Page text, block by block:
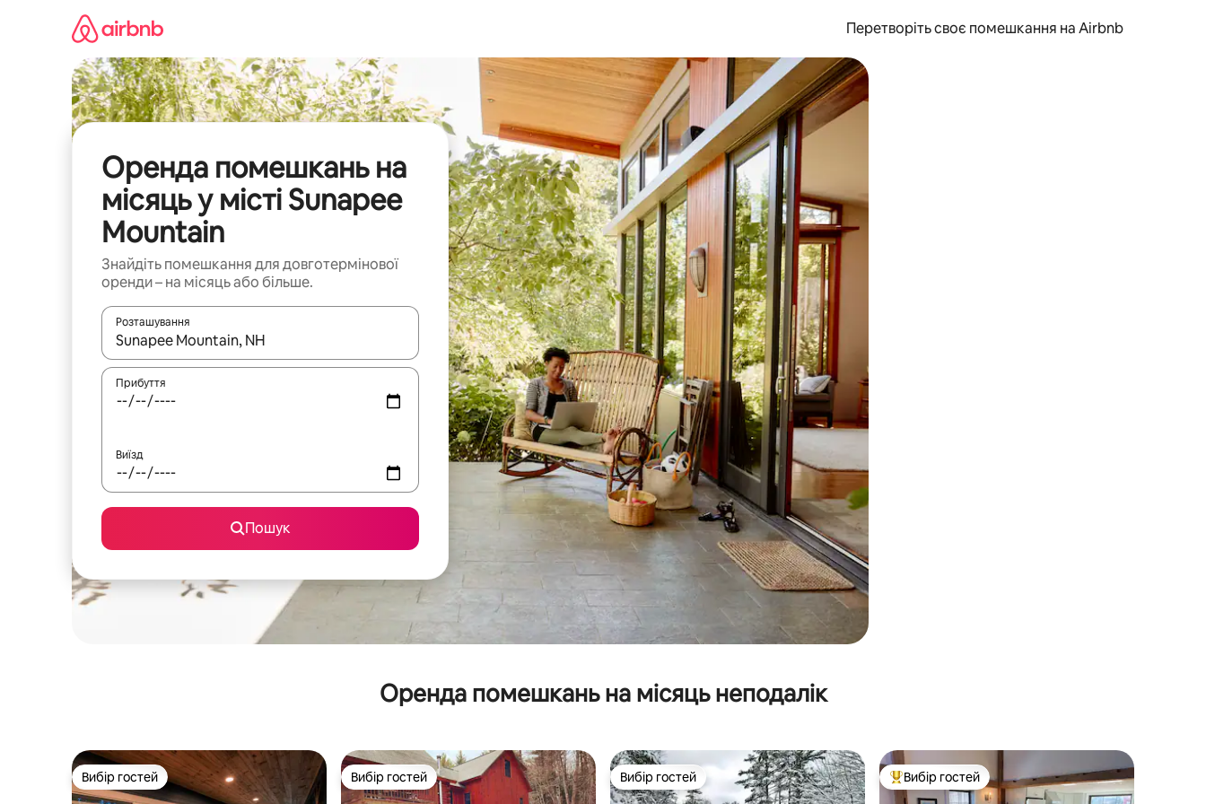
Перетворіть своє помешкання на Airbnb
Оренда помешкань на
місяць у місті Sunapee
Mountain
Знайдіть помешкання для довготермінової
оренди – на місяць або більше.
Розташування
Отримавши результати пошуку, використовуйте для навігації сторінкою клавіші зі стрілками вгору та вниз або жести дотику та гортання.
Прибуття
Виїзд
Пошук
Оренда помешкань на місяць неподалік
Вибір гостей
Вибір гостей Вибір гостей
Вибір гостей Вибір гостей
Вибір гостей Топ вибір гостей
Вибір гостей